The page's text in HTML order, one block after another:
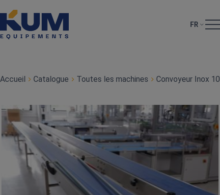
FR
Accueil Catalogue Toutes les machines Convoyeur Inox